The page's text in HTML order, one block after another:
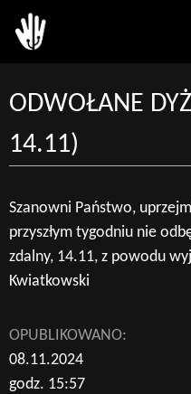
ODWOŁANE
14.11)
Szanowni Państwo,
przyszłym tygodniu nie
zdalny, 14.11, z powodu
Kwiatkowski
OPUBLIKOWANO:
08.11.2024
godz. 15:57